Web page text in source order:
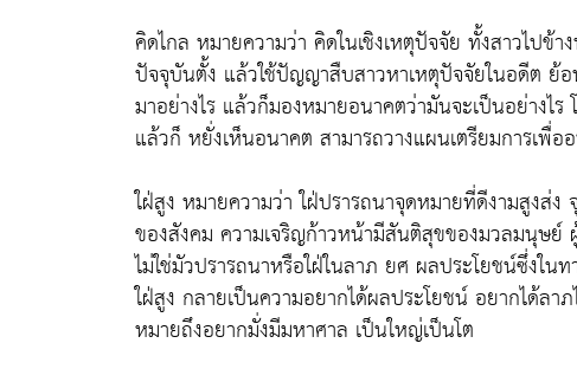
คิดไกล หมายความว่า คิดในเชิงเหตุปัจจัย ทั้งสาวไป
ปัจจุบันตั้ง แล้วใช้ปัญญาสืบสาวหาเหตุปัจจัยในอดีต ย้อ
มาอย่างไร แล้วก็มองหมายอนาคตว่ามันจะเป็นอย่างไ
แล้วก็ หยั่งเห็นอนาคต สามารถวางแผนเตรียมการเพื่
ใฝ่สูง หมายความว่า ใฝ่ปรารถนาจุดหมายที่ดีงามสูงส่
ของสังคม ความเจริญก้าวหน้ามีสันติสุขของมวลมนุษย์
ไม่ใช่มัวปรารถนาหรือใฝ่ในลาภ ยศ ผลประโยชน์ซึ่งใน
ใฝ่สูง กลายเป็นความอยากได้ผลประโยชน์ อยากได้ล
หมายถึงอยากมั่งมีมหาศาล เป็นใหญ่เป็นโต